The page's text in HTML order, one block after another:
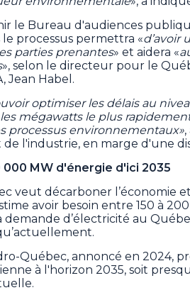
le Bureau d'audiences
processus permettra «d’avoir
parties prenantes» et aidera «
», selon le directeur pour le
Jean Habel.
optimiser les délais au
mégawatts le plus
processus environnementaux»
l'industrie, en marge d'une
000 MW d'énergie d'ici 2035
veut décarboner l’économie
avoir besoin entre 150 à
d’électricité au
Québec, annoncé en 2024,
à l'horizon 2035, soit